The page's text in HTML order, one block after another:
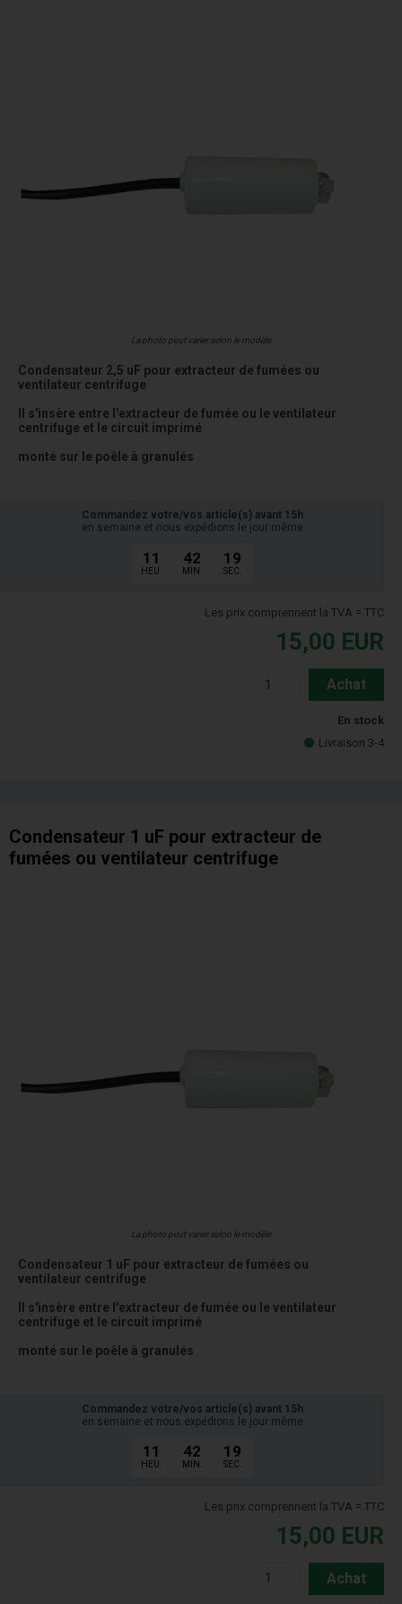
La photo peut varier selon le modèle
Condensateur 2,5 uF pour extracteur de fumées ou
ventilateur centrifuge
Il s'insère entre l'extracteur de fumée ou le ventilateur
centrifuge et le circuit imprimé
monté sur le poêle à granulés
Commandez votre/vos article(s) avant 15h
en semaine et nous expédions le jour même
11
HEU.
42
MIN.
19
SEC.
Les prix comprennent la TVA = TTC
15,00 EUR
Achat
En stock
Livraison 3-4
Condensateur 1 uF pour extracteur de
fumées ou ventilateur centrifuge
La photo peut varier selon le modèle
Condensateur 1 uF pour extracteur de fumées ou
ventilateur centrifuge
Il s'insère entre l'extracteur de fumée ou le ventilateur
centrifuge et le circuit imprimé
monté sur le poêle à granulés
Commandez votre/vos article(s) avant 15h
en semaine et nous expédions le jour même
11
HEU.
42
MIN.
19
SEC.
Les prix comprennent la TVA = TTC
15,00 EUR
Achat